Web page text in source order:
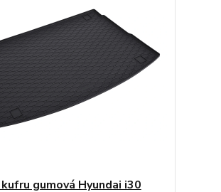
gumová Hyundai i30